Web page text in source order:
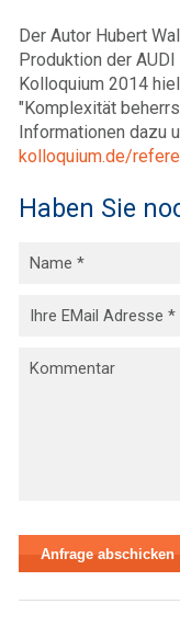
Der Autor Hubert
Produktion der
Kolloquium 2014
"Komplexität
Informationen dazu
kolloquium.de/
Haben Sie